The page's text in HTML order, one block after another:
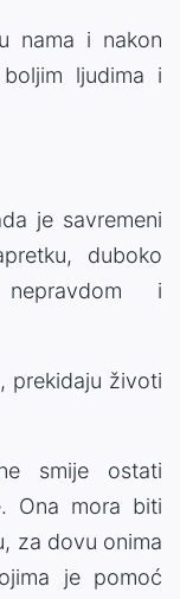
nama i nakon
ljudima i
je savremeni
duboko
i
prekidaju životi
smije ostati
Ona mora biti
za dovu onima
je pomoć